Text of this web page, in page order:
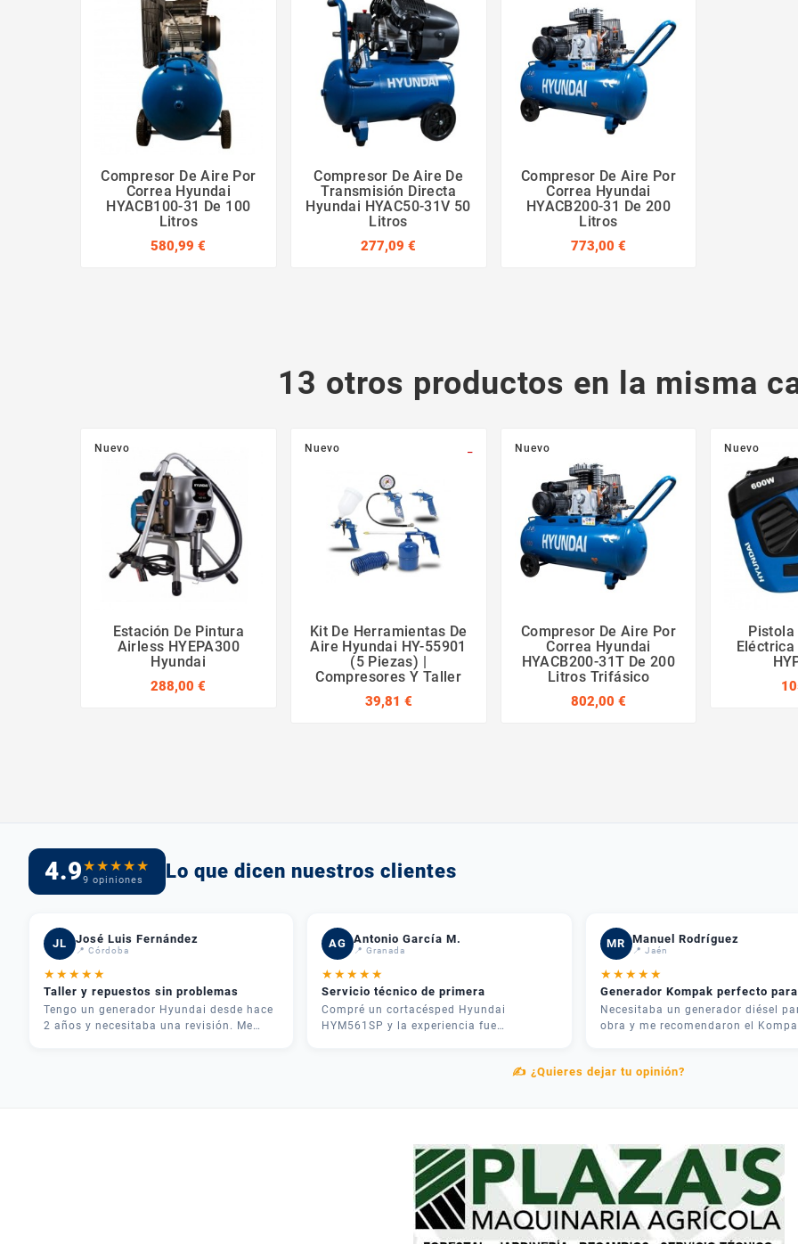
Compresor De Aire Por
Correa Hyundai
HYACB100-31 De 100
Litros
580,99 €
Compresor De Aire De
Transmisión Directa
Hyundai HYAC50-31V 50
Litros
277,09 €
Compresor De Aire Por
Correa Hyundai
HYACB200-31 De 200
Litros
773,00 €
13 otros productos en la misma
Nuevo
Estación De Pintura
Airless HYEPA300
Hyundai
288,00 €
Nuevo
Kit De Herramientas De
Aire Hyundai HY-55901
(5 Piezas) |
Compresores Y Taller
39,81 €
Nuevo
Compresor De Aire Por
Correa Hyundai
HYACB200-31T De 200
Litros Trifásico
802,00 €
Nuevo
Pistola
Eléctrica
4.9★★★★★
9 opiniones Lo que dicen nuestros clientes
JL José Luis Fernández
📍 Córdoba
★★★★★
Taller y repuestos sin problemas
Tengo un generador Hyundai desde hace
2 años y necesitaba una revisión. Me
AG Antonio García M.
📍 Granada
★★★★★
Servicio técnico de primera
Compré un cortacésped Hyundai
HYM561SP y la experiencia fue
necesitaba para mi parcela. La entrega
MR Manuel Rodríguez
📍 Jaén
★★★★★
Generador Kompak perfecto
Necesitaba un generador diésel
obra y me recomendaron el
asesoramiento: me explicaron las
✍️ ¿Quieres dejar tu opinión?